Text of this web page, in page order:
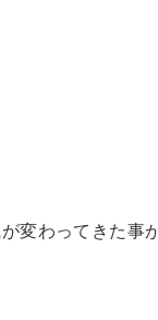
変わってきた事